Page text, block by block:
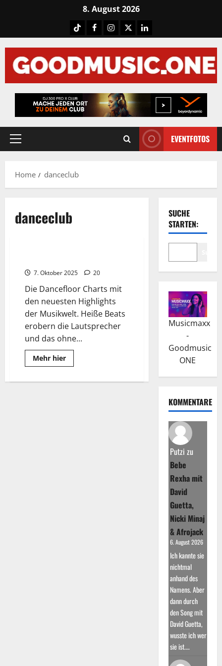
8. August 2026
TiktokFacebook
Instagram
X LinkedIN
Primary
EVENTFOTOS
Home danceclub
danceclub
7. Oktober 2025 20
Die Dancefloor Charts mit
den neuesten Highlights
der Musikwelt. Heiße Beats
erobern die Lautsprecher
und das ohne...
Mehr hierRead
more
Charts
SUCHE
STARTEN:
Musicmaxx
-
Goodmusic
ONE
KOMMENTARE
Putzi zu
Bebe
Rexha mit
David
Guetta,
Nicki Minaj
& Afrojack
6. August 2026
Ich kannte sie
nichtmal
anhand des
Namens. Aber
dann durch
den Song mit
David Guetta,
wusste ich wer
sie ist.…